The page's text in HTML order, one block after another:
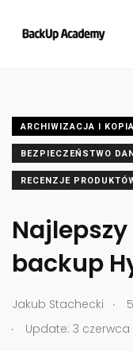
ARCHIWIZACJA I
BEZPIECZEŃSTWO
RECENZJE
backup
Jakub Stachecki .
.
Update: 3 czerwca